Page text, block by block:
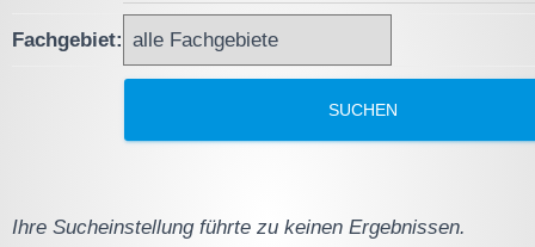
Fachgebiet:
Ihre Sucheinstellung führte zu keinen Ergebnissen.